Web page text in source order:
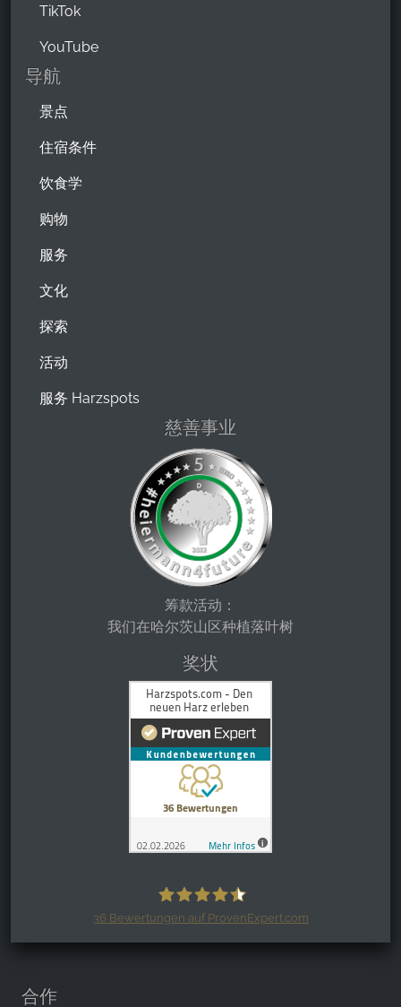
TikTok
YouTube
导航
景点
住宿条件
饮食学
购物
服务
文化
探索
活动
服务 Harzspots
慈善事业
筹款活动：
我们在哈尔茨山区种植落叶树
奖状
Harzspots.com - Den neuen Harz
36 Bewertungen auf ProvenExpert.com
合作